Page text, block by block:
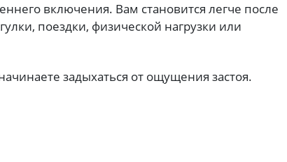
включения. Вам становится легче после
поездки, физической нагрузки или
задыхаться от ощущения застоя.